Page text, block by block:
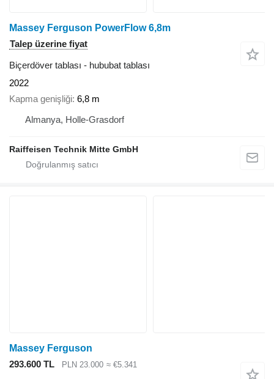
Massey Ferguson PowerFlow 6,8m
Talep üzerine fiyat
Biçerdöver tablası - hububat tablası
2022
Kapma genişliği 6,8 m
Almanya, Holle-Grasdorf
Raiffeisen Technik Mitte GmbH
Massey Ferguson
293.600 TL
PLN 23.000 ≈ €5.341